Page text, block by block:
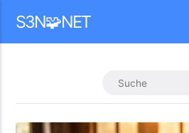
S3N🧩NET